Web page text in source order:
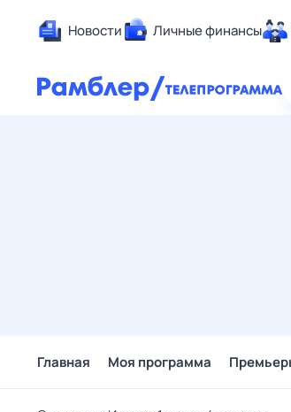
Новости Личные финансы
Главная Моя программа